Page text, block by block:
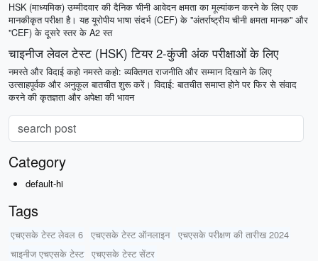
HSK (माध्यमिक) उम्मीदवार की दैनिक चीनी आवेदन क्षमता का मूल्यांकन करने के लिए एक
मानकीकृत परीक्षा है। यह यूरोपीय भाषा संदर्भ (CEF) के "अंतर्राष्ट्रीय चीनी क्षमता मानक" और
"CEF) के दूसरे स्तर के A2 स्त
चाइनीज लेवल टेस्ट (HSK) टियर 2-कुंजी अंक परीक्षाओं के लिए
नमस्ते और विदाई कहो नमस्ते कहो: व्यक्तिगत राजनीति और सम्मान दिखाने के लिए
उत्साहपूर्वक और अनुकूल बातचीत शुरू करें। विदाई: बातचीत समाप्त होने पर फिर से संवाद
करने की कृतज्ञता और अपेक्षा की भावन
Category
default-hi
Tags
एचएसके टेस्ट लेवल 6 एचएसके टेस्ट ऑनलाइन
एचएसके परीक्षण की तारीख 2024
चाइनीज एचएसके टेस्ट
एचएसके टेस्ट सेंटर